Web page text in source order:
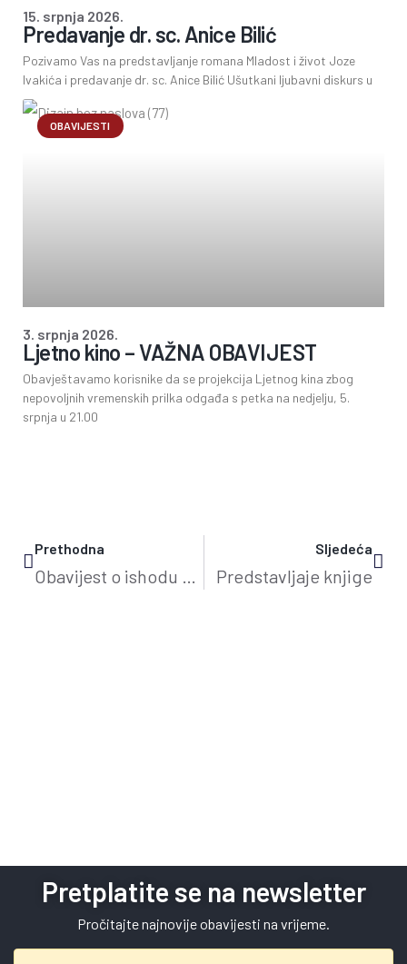
Predavanje dr. sc. Anice Bilić
Pozivamo Vas na predstavljanje romana Mladost i život Joze
Ivakića i predavanje dr. sc. Anice Bilić Ušutkani ljubavni diskurs u
15. srpnja 2026.
OBAVIJESTI
Ljetno kino – VAŽNA OBAVIJEST
Obavještavamo korisnike da se projekcija Ljetnog kina zbog
nepovoljnih vremenskih prilka odgađa s petka na nedjelju, 5.
srpnja u 21.00
3. srpnja 2026.
Prethodna
Obavijest o ishodu natječajnog postupka
Sljedeća
Predstavljaje knjige
Pretplatite se na newsletter
Pročitajte najnovije obavijesti na vrijeme.